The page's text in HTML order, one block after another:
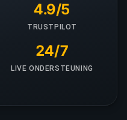
4.9/5
TRUSTPILOT
24/7
LIVE ONDERSTEUNING